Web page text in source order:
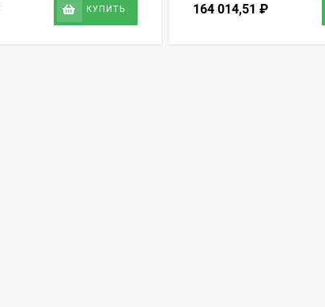
КУПИТЬ 164 014,51 ₽